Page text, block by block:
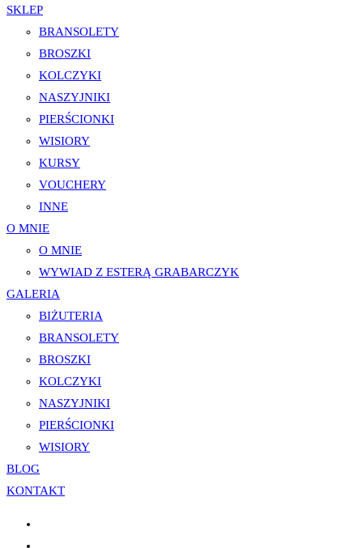
SKLEP
BRANSOLETY
BROSZKI
KOLCZYKI
NASZYJNIKI
PIERŚCIONKI
WISIORY
KURSY
VOUCHERY
INNE
O MNIE
O MNIE
WYWIAD Z ESTERĄ GRABARCZYK
GALERIA
BIŻUTERIA
BRANSOLETY
BROSZKI
KOLCZYKI
NASZYJNIKI
PIERŚCIONKI
WISIORY
BLOG
KONTAKT